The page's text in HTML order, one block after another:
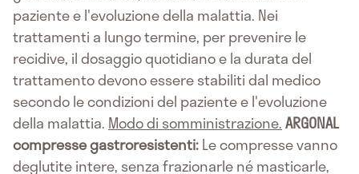
paziente e l'evoluzione della malattia. Nei
trattamenti a lungo termine, per prevenire le
recidive, il dosaggio quotidiano e la durata del
trattamento devono essere stabiliti dal medico
secondo le condizioni del paziente e l'evoluzione
della malattia. Modo di somministrazione.ARGONAL
compresse gastroresistenti:Le compresse vanno
deglutite intere, senza frazionarle né masticarle,